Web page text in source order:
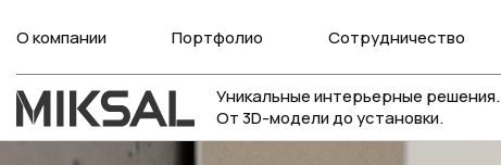
О компании Портфолио Сотрудничество
Уникальные интерьерные решения.
От 3D-модели до установки.